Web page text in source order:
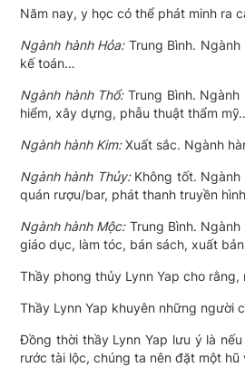
Năm nay, y học có thể phát minh ra
Ngành hành Hỏa:Trung Bình. Ngành
kế toán…
Ngành hành Thổ:Trung Bình. Ngành
hiểm, xây dựng, phẫu thuật thẩm
Ngành hành Kim:Xuất sắc. Ngành
Ngành hành Thủy: Không tốt.
quán rượu/bar, phát thanh truyền
Ngành hành Mộc: Trung Bình.
giáo dục, làm tóc, bán sách, xuất
Thầy phong thủy Lynn Yap cho
Thầy Lynn Yap khuyên những người
Đồng thời thầy Lynn Yap lưu ý là
rước tài lộc, chúng ta nên đặt một hũ